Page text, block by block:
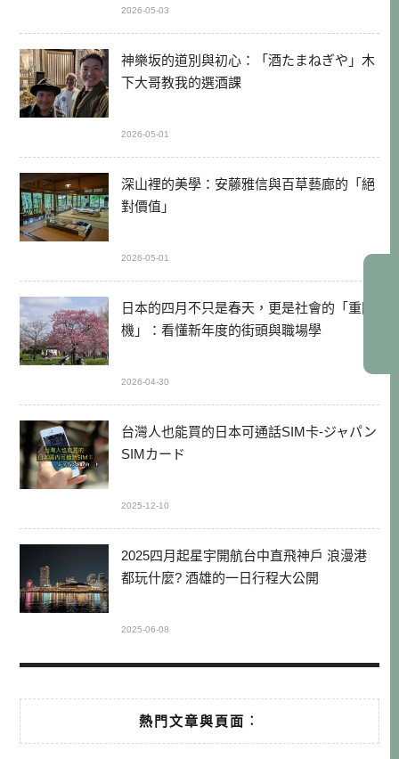
2026-05-03
神樂坂的道別與初心：「酒たまねぎや」木
下大哥教我的選酒課
2026-05-01
深山裡的美學：安藤雅信與百草藝廊的「絕
對價值」
2026-05-01
日本的四月不只是春天，更是社會的「重開
機」：看懂新年度的街頭與職場學
2026-04-30
台灣人也能買的日本可通話SIM卡-ジャパン
SIMカード
2025-12-10
2025四月起星宇開航台中直飛神戶 浪漫港
都玩什麼? 酒雄的一日行程大公開
2025-06-08
熱門文章與頁面︰